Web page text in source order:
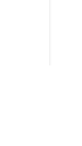
pour